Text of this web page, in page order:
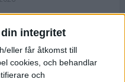
integritet
eller får åtkomst till
cookies, och behandlar
och
NOVABLAST™ 5 – en mjuk
mängdträningssko